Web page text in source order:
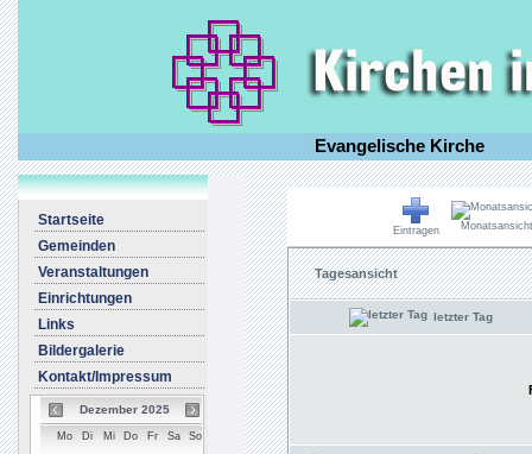
Evangelische Kirche
Startseite
Gemeinden
Veranstaltungen
Einrichtungen
Links
Bildergalerie
Kontakt/Impressum
Dezember 2025
Mo Di Mi Do Fr Sa So
Eintragen Monatsansicht
Tagesansicht
letzter Tag